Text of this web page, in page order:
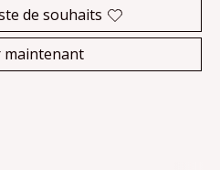
de souhaits
maintenant